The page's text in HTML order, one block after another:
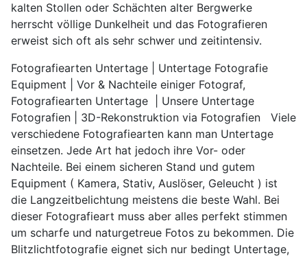
kalten Stollen oder Schächten alter Bergwerke
herrscht völlige Dunkelheit und das Fotografieren
erweist sich oft als sehr schwer und zeitintensiv.
Fotografiearten Untertage | Untertage Fotografie
Equipment | Vor & Nachteile einiger Fotograf,
Fotografiearten Untertage | Unsere Untertage
Fotografien | 3D-Rekonstruktion via Fotografien Viele
verschiedene Fotografiearten kann man Untertage
einsetzen. Jede Art hat jedoch ihre Vor- oder
Nachteile. Bei einem sicheren Stand und gutem
Equipment ( Kamera, Stativ, Auslöser, Geleucht ) ist
die Langzeitbelichtung meistens die beste Wahl. Bei
dieser Fotografieart muss aber alles perfekt stimmen
um scharfe und naturgetreue Fotos zu bekommen. Die
Blitzlichtfotografie eignet sich nur bedingt Untertage,